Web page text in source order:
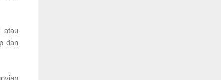
atau
dan